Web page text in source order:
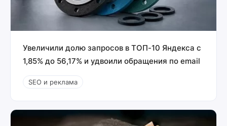
Увеличили долю запросов в ТОП-10 Яндекса с
1,85% до 56,17% и удвоили обращения по email
SEO и реклама